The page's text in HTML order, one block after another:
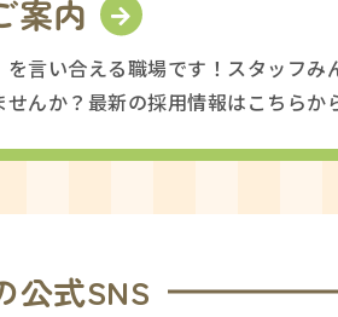
案内
言い合える職場です！スタッフみ
んか？最新の採用情報はこちらか
公式SNS